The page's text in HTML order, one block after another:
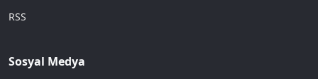
RSS
Sosyal Medya